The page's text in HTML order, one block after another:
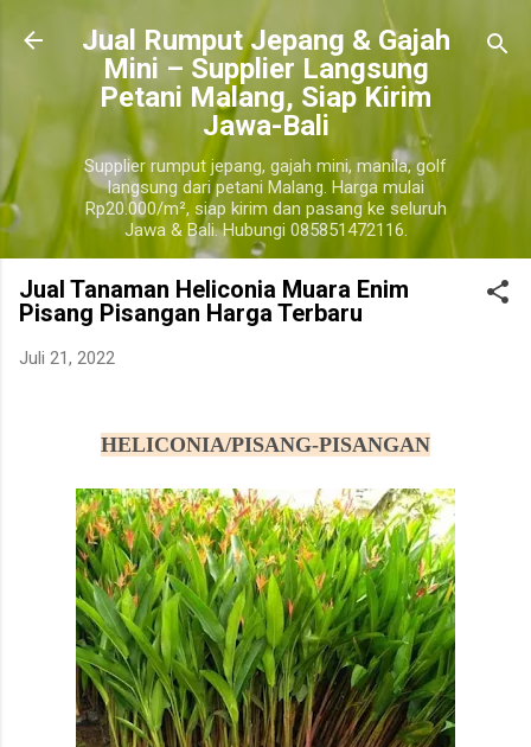
Langsung ke konten utama
​Jual Rumput Jepang & Gajah
Mini – Supplier Langsung
Petani Malang, Siap Kirim
Jawa-Bali
Supplier rumput jepang, gajah mini, manila, golf
langsung dari petani Malang. Harga mulai
Rp20.000/m², siap kirim dan pasang ke seluruh
Jawa & Bali. Hubungi 085851472116.
Jual Tanaman Heliconia Muara Enim
Pisang Pisangan Harga Terbaru
Juli 21, 2022
HELICONIA/PISANG-PISANGAN